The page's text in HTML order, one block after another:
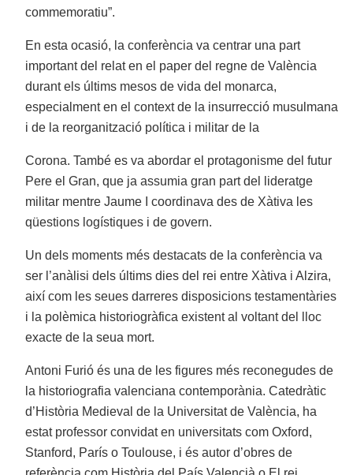
commemoratiu”.
En esta ocasió, la conferència va centrar una part
important del relat en el paper del regne de València
durant els últims mesos de vida del monarca,
especialment en el context de la insurrecció musulmana
i de la reorganització política i militar de la
Corona. També es va abordar el protagonisme del futur
Pere el Gran, que ja assumia gran part del lideratge
militar mentre Jaume I coordinava des de Xàtiva les
qüestions logístiques i de govern.
Un dels moments més destacats de la conferència va
ser l’anàlisi dels últims dies del rei entre Xàtiva i Alzira,
així com les seues darreres disposicions testamentàries
i la polèmica historiogràfica existent al voltant del lloc
exacte de la seua mort.
Antoni Furió és una de les figures més reconegudes de
la historiografia valenciana contemporània. Catedràtic
d’Història Medieval de la Universitat de València, ha
estat professor convidat en universitats com Oxford,
Stanford, París o Toulouse, i és autor d’obres de